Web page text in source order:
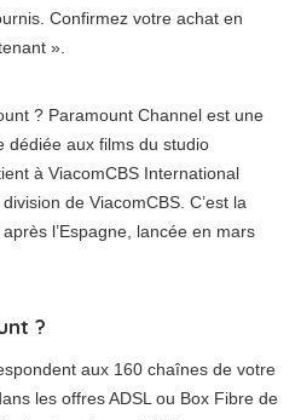
Confirmez votre achat en
».
? Paramount Channel est une
dédiée aux films du studio
à ViacomCBS International
de ViacomCBS. C’est la
l’Espagne, lancée en mars
?
aux 160 chaînes de votre
les offres ADSL ou Box Fibre de